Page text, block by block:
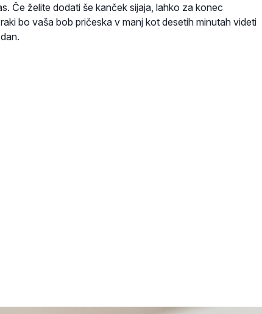
Če želite dodati še kanček sijaja, lahko za konec
bo vaša bob pričeska v manj kot desetih minutah videti